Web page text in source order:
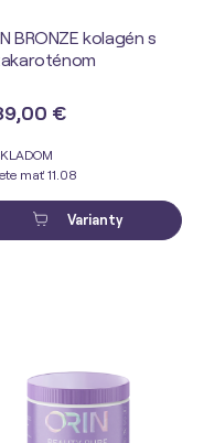
BRONZE kolagén s
€
mať 11.08
Varianty